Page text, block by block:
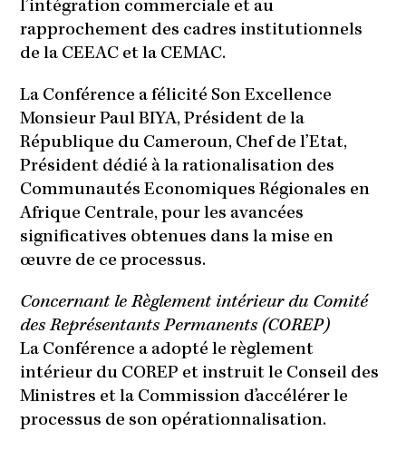
l’intégration commerciale et au
rapprochement des cadres institutionnels
de la CEEAC et la CEMAC.
La Conférence a félicité Son Excellence
Monsieur Paul BIYA, Président de la
République du Cameroun, Chef de l’Etat,
Président dédié à la rationalisation des
Communautés Economiques Régionales en
Afrique Centrale, pour les avancées
significatives obtenues dans la mise en
œuvre de ce processus.
Concernant le Règlement intérieur du Comité
des Représentants Permanents (COREP)
La Conférence a adopté le règlement
intérieur du COREP et instruit le Conseil des
Ministres et la Commission d’accélérer le
processus de son opérationnalisation.